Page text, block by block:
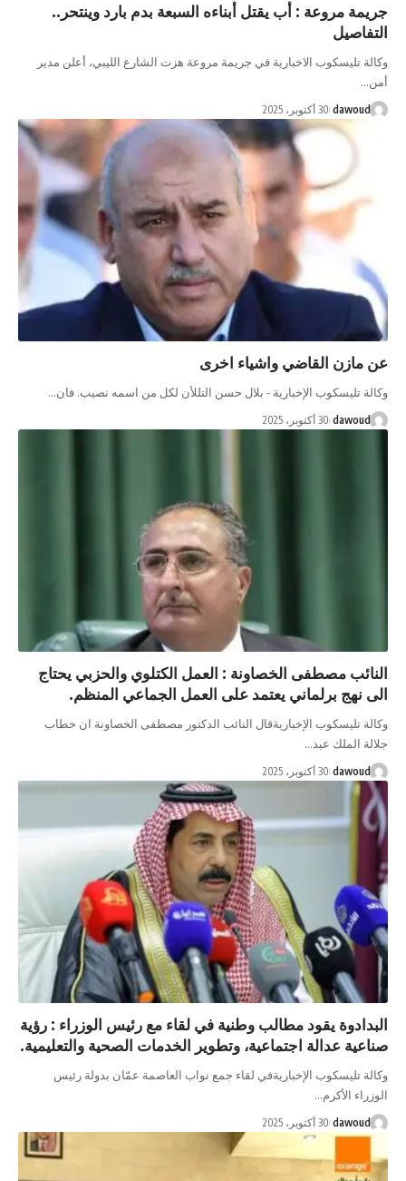
: أب يقتل أبناءه السبعة بدم بارد وينتحر..
الاخبارية في جريمة مروعة هزت الشارع الليبي، أعلن مدير
30 أكتوبر، 2025
القاضي واشياء اخرى
الإخبارية - بلال حسن التللأن لكل من اسمه نصيب. فان…
30 أكتوبر، 2025
مصطفى الخصاونة : العمل الكتلوي والحزبي يحتاج
برلماني يعتمد على العمل الجماعي المنظم.
الإخباريةقال النائب الدكتور مصطفى الخصاونة ان خطاب
عبد…
30 أكتوبر، 2025
يقود مطالب وطنية في لقاء مع رئيس الوزراء : رؤية
اجتماعية، وتطوير الخدمات الصحية والتعليمية.
الإخباريةفي لقاء جمع نواب العاصمة عمّان بدولة رئيس
30 أكتوبر، 2025